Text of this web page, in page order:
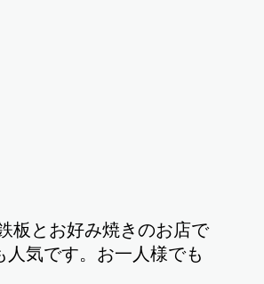
板とお好み焼きのお店で
気です。お一人様でも